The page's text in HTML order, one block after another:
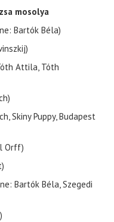
mosolya
Bartók Béla)
Attila, Tóth
Skiny Puppy, Budapest
Orff)
Bartók Béla, Szegedi